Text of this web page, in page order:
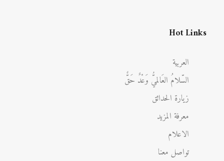
Hot Links
العربية
السّلامُ العَالميُّ وَعْدٌ حَقٌّ
زيارة الحدائق
معرفة المزيد
الاعلام
تواصل معنا